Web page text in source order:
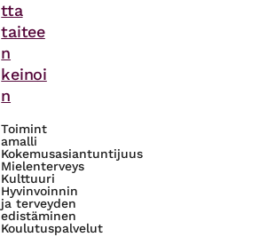
tta
taitee
n
keinoi
n
Toimint
amalli
Kokemusasiantuntijuus
Mielenterveys
Kulttuuri
Hyvinvoinnin
ja terveyden
edistäminen
Koulutuspalvelut